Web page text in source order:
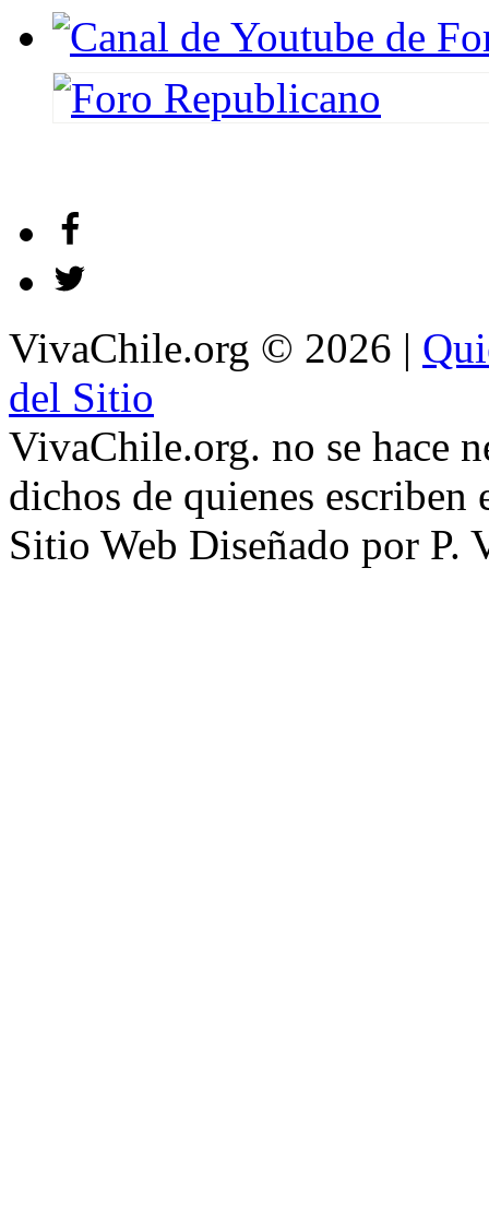
VivaChile.org © 2026 |
del Sitio
VivaChile.org. no se hace
dichos de quienes escriben
Sitio Web Diseñado por